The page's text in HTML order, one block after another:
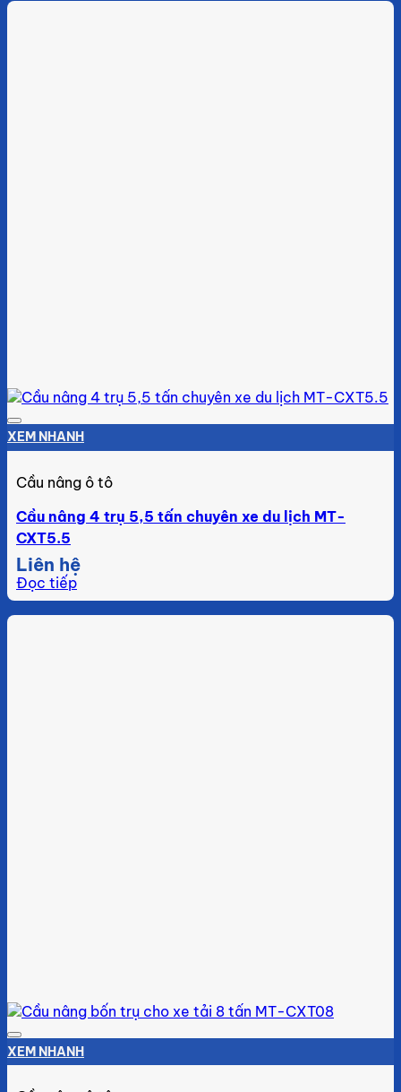
Add to wishlist
XEM NHANH
Cầu nâng ô tô
Cầu nâng 4 trụ 5,5 tấn chuyên xe du lịch MT-
CXT5.5
Liên hệ
Đọc tiếp
Add to wishlist
XEM NHANH